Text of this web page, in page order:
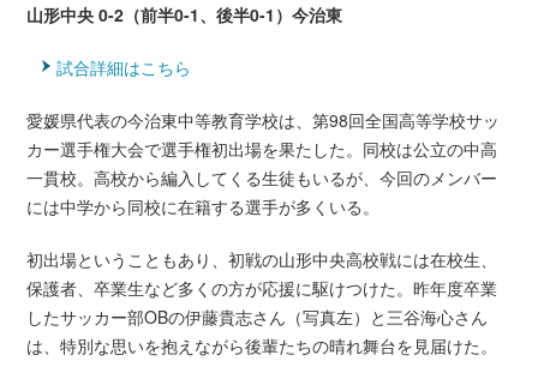
山形中央 0-2（前半0-1、後半0-1）今治東
試合詳細はこちら
愛媛県代表の今治東中等教育学校は、第98回全国高等学校サッ
カー選手権大会で選手権初出場を果たした。同校は公立の中高
一貫校。高校から編入してくる生徒もいるが、今回のメンバー
には中学から同校に在籍する選手が多くいる。
初出場ということもあり、初戦の山形中央高校戦には在校生、
保護者、卒業生など多くの方が応援に駆けつけた。昨年度卒業
したサッカー部OBの伊藤貴志さん（写真左）と三谷海心さん
は、特別な思いを抱えながら後輩たちの晴れ舞台を見届けた。